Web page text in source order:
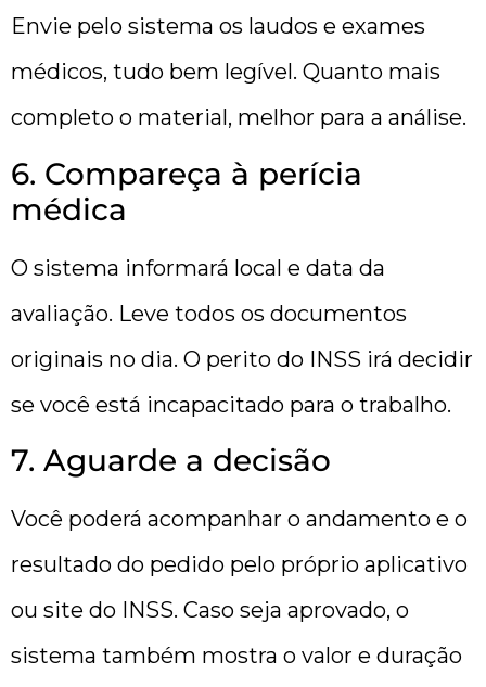
Envie pelo sistema os laudos e exames
médicos, tudo bem legível. Quanto mais
completo o material, melhor para a análise.
6. Compareça à perícia
médica
O sistema informará local e data da
avaliação. Leve todos os documentos
originais no dia. O perito do INSS irá decidir
se você está incapacitado para o trabalho.
7. Aguarde a decisão
Você poderá acompanhar o andamento e o
resultado do pedido pelo próprio aplicativo
ou site do INSS. Caso seja aprovado, o
sistema também mostra o valor e duração